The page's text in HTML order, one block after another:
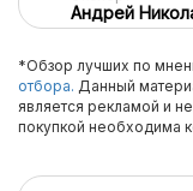
Андрей
*Обзор лучших по
отбора. Данный
является рекламой и
покупкой необходима